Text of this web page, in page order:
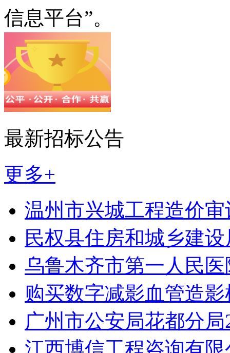
信息平台”。
最新招标公告
更多+
温州市兴城工程造价
民权县住房和城乡建
乌鲁木齐市第一人民
购买数字减影血管造
广州市公安局花都分局